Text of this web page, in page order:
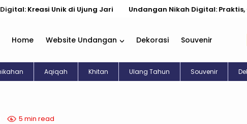
Unik di Ujung Jari Undangan Nikah Digital: Praktis, Cantik,
Home Website Undangan Dekorasi Souvenir
Aqiqah Khitan Ulang Tahun Souvenir
5 min read